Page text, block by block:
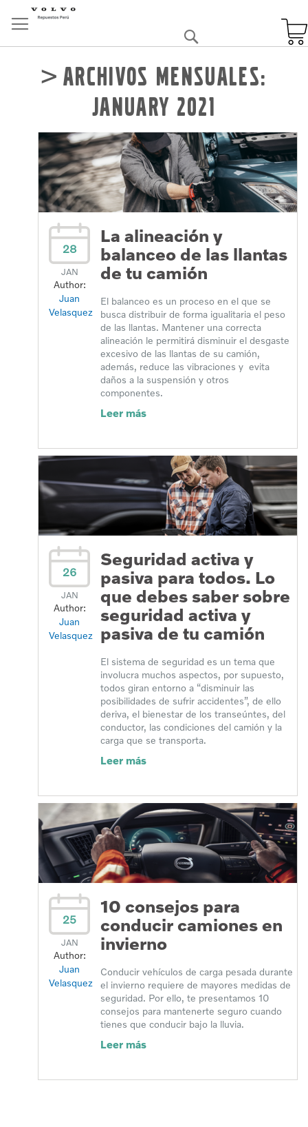
to
Content
Archivos mensuales:
January 2021
28
JAN
Author:
Juan
Velasquez
La alineación y
balanceo de las llantas
de tu camión
El balanceo es un proceso en el que se
busca distribuir de forma igualitaria el peso
de las llantas. Mantener una correcta
alineación le permitirá disminuir el desgaste
excesivo de las llantas de su camión,
además, reduce las vibraciones y evita
daños a la suspensión y otros
componentes.
Leer más
26
JAN
Author:
Juan
Velasquez
Seguridad activa y
pasiva para todos. Lo
que debes saber sobre
seguridad activa y
pasiva de tu camión
El sistema de seguridad es un tema que
involucra muchos aspectos, por supuesto,
todos giran entorno a “disminuir las
posibilidades de sufrir accidentes”, de ello
deriva, el bienestar de los transeúntes, del
conductor, las condiciones del camión y la
carga que se transporta.
Leer más
25
JAN
Author:
Juan
Velasquez
10 consejos para
conducir camiones en
invierno
Conducir vehículos de carga pesada durante
el invierno requiere de mayores medidas de
seguridad. Por ello, te presentamos 10
consejos para mantenerte seguro cuando
tienes que conducir bajo la lluvia.
Leer más